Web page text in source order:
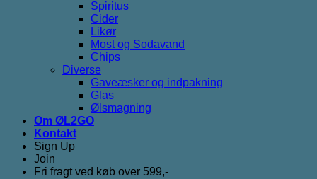
Spiritus
Cider
Likør
Most og Sodavand
Chips
Diverse
Gaveæsker og indpakning
Glas
Ølsmagning
Om ØL2GO
Kontakt
Sign Up
Join
Fri fragt ved køb over 599,-